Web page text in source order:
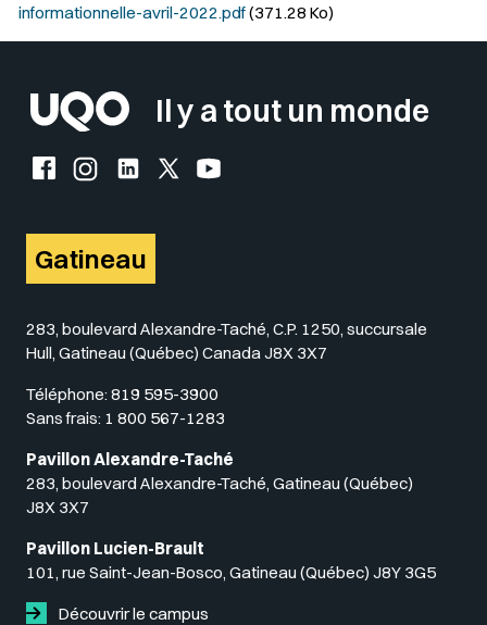
informationnelle-avril-2022.pdf(371.28 Ko)
Il y a tout un monde
Facebook de l'UQO
Instagram de l'UQO
LinkedIn de l'UQO
X (Twitter) de l'UQO
YouTube de l'UQO
Gatineau
283, boulevard Alexandre-Taché, C.P. 1250, succursale
Hull, Gatineau (Québec) Canada J8X 3X7
Téléphone: 819 595-3900
Sans frais: 1 800 567-1283
Pavillon Alexandre-Taché
283, boulevard Alexandre-Taché, Gatineau (Québec)
J8X 3X7
Pavillon Lucien-Brault
101, rue Saint-Jean-Bosco, Gatineau (Québec) J8Y 3G5
Découvrir le campus